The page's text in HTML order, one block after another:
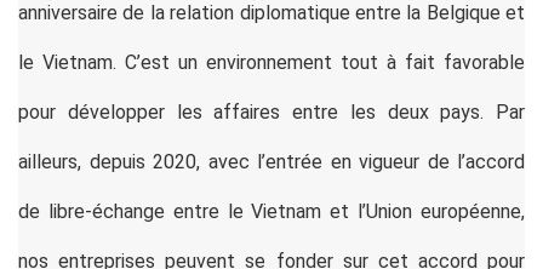
anniversaire de la relation diplomatique entre la Belgique et
le Vietnam. C’est un environnement tout à fait favorable
pour développer les affaires entre les deux pays. Par
ailleurs, depuis 2020, avec l’entrée en vigueur de l’accord
de libre-échange entre le Vietnam et l’Union européenne,
nos entreprises peuvent se fonder sur cet accord pour